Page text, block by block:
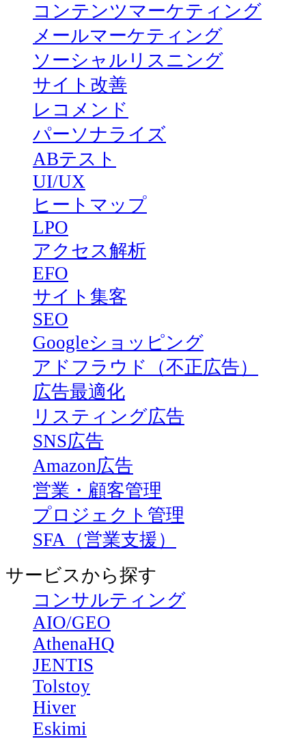
コンテンツマーケティング
メールマーケティング
ソーシャルリスニング
サイト改善
レコメンド
パーソナライズ
ABテスト
UI/UX
ヒートマップ
LPO
アクセス解析
EFO
サイト集客
SEO
Googleショッピング
アドフラウド（不正広告）
広告最適化
リスティング広告
SNS広告
Amazon広告
営業・顧客管理
プロジェクト管理
SFA（営業支援）
サービスから探す
コンサルティング
AIO/GEO
AthenaHQ
JENTIS
Tolstoy
Hiver
Eskimi